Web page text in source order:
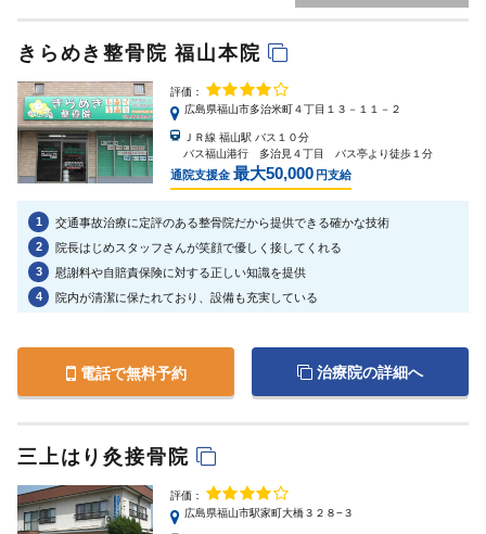
きらめき整骨院 福山本院
評価：
広島県福山市多治米町４丁目１３－１１－２
ＪＲ線 福山駅 バス１０分
バス福山港行 多治見４丁目 バス亭より徒歩１分
通院支援金 最大50,000 円支給
1
交通事故治療に定評のある整骨院だから提供できる確かな技術
2
院長はじめスタッフさんが笑顔で優しく接してくれる
3
慰謝料や自賠責保険に対する正しい知識を提供
4
院内が清潔に保たれており、設備も充実している
電話で無料予約 治療院の詳細へ
三上はり灸接骨院
評価：
広島県福山市駅家町大橋３２８−３